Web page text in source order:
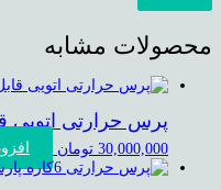
محصولات مشابه
پرس حرارتی اتویی قابل حمل
30,000,000 تومان